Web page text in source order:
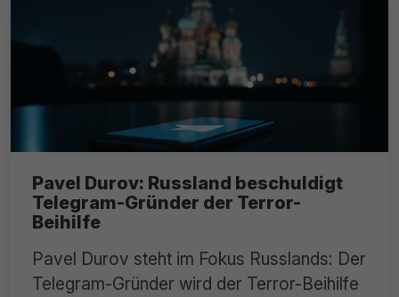
Pavel Durov: Russland beschuldigt
Telegram-Gründer der Terror-
Beihilfe
Pavel Durov steht im Fokus Russlands: Der
Telegram-Gründer wird der Terror-Beihilfe